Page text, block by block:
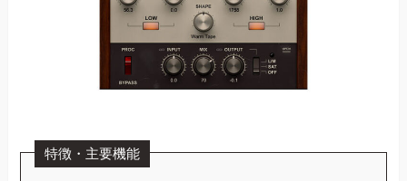
特徴・主要機能